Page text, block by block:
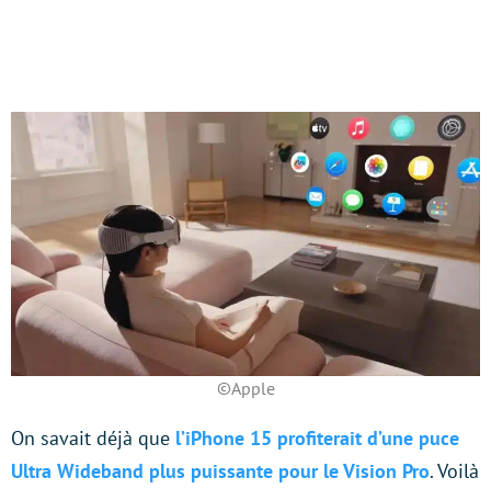
©Apple
On savait déjà que l’iPhone 15 profiterait d’une puce
Ultra Wideband plus puissante pour le Vision Pro. Voilà